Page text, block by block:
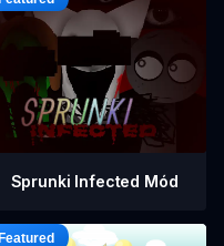
Sprunki Infected Mód